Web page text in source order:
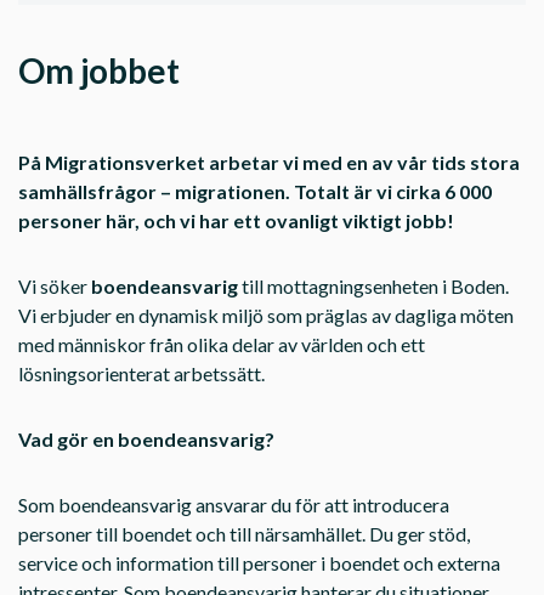
Om jobbet
På Migrationsverket arbetar vi med en av vår tids stora
samhällsfrågor – migrationen. Totalt är vi cirka 6 000
personer här, och vi har ett ovanligt viktigt jobb!
Vi söker boendeansvarigtill mottagningsenheten i Boden.
Vi erbjuder en dynamisk miljö som präglas av dagliga möten
med människor från olika delar av världen och ett
lösningsorienterat arbetssätt.
Vad gör en boendeansvarig?
Som boendeansvarig ansvarar du för att introducera
personer till boendet och till närsamhället. Du ger stöd,
service och information till personer i boendet och externa